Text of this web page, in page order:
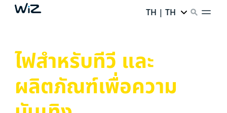
TH | TH
ไฟสำหรับทีวี และ
ผลิตภัณฑ์เพื่อความ